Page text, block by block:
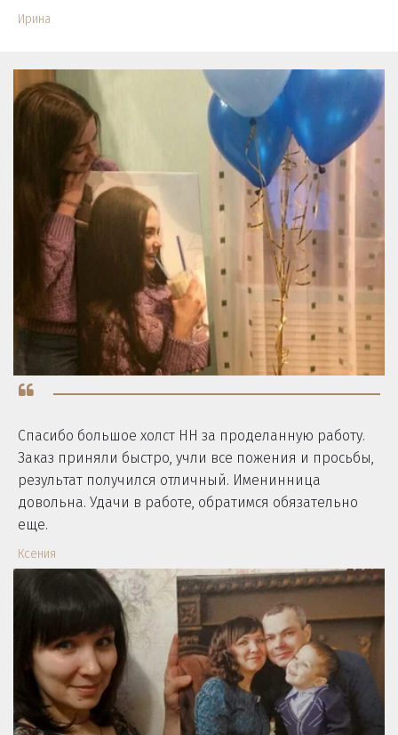
Ирина
Спасибо большое холст НН за проделанную работу.
Заказ приняли быстро, учли все пожения и просьбы,
результат получился отличный. Именинница
довольна. Удачи в работе, обратимся обязательно
еще.
Ксения